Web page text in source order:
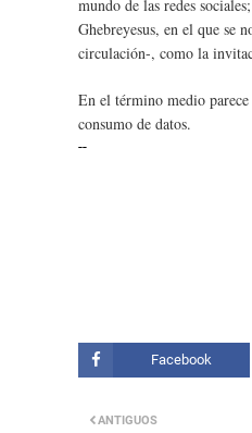
mundo de las redes
Ghebreyesus, en el que se
circulación-, como la
En el término medio
consumo de datos.
--
Facebook
ANTIGUOS